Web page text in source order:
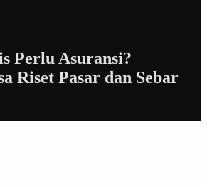
Perlu Asuransi?
Riset Pasar dan Sebar